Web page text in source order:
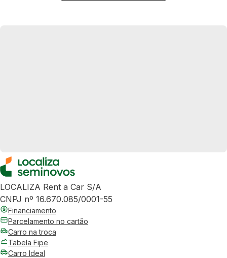
LOCALIZA Rent a Car S/A
CNPJ nº 16.670.085/0001-55
Financiamento
Parcelamento no cartão
Carro na troca
Tabela Fipe
Carro Ideal